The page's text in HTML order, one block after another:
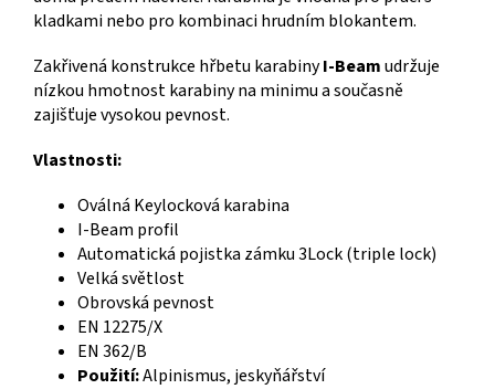
kladkami nebo pro kombinaci hrudním blokantem.
Zakřivená konstrukce hřbetu karabinyI-Beamudržuje
nízkou hmotnost karabiny na minimu a současně
zajišťuje vysokou pevnost.
Vlastnosti:
Oválná Keylocková karabina
I-Beam profil
Automatická pojistka zámku 3Lock (triple lock)
Velká světlost
Obrovská pevnost
EN 12275/X
EN 362/B
Použití:Alpinismus, jeskyňářství